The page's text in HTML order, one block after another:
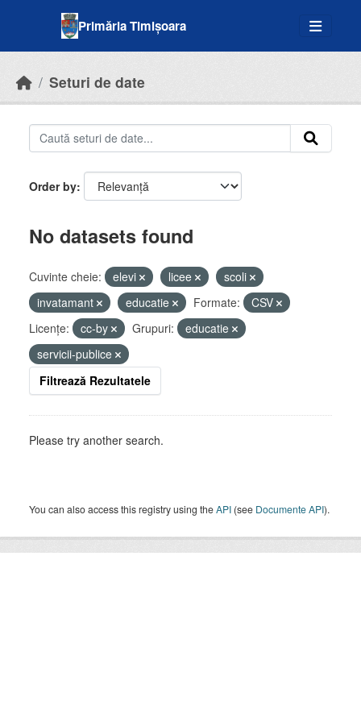
Primăria Timișoara
Seturi de date
Order by
No datasets found
Cuvinte cheie: elevi licee
scoli
invatamant
educatie Formate:
CSV
Licenţe:
cc-by Grupuri:
educatie
servicii-publice
Filtrează Rezultatele
Please try another search.
You can also access this registry using theAPI (see Documente API).